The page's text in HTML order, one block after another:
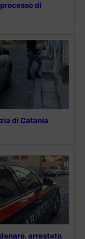
di
di Catania
arrestato